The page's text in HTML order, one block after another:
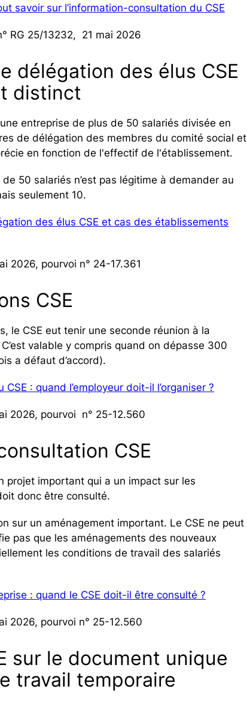
savoir sur l’information-consultation du CSE
RG 25/13232, 21 mai 2026
délégation des élus CSE
distinct
entreprise de plus de 50 salariés divisée en
de délégation des membres du comité social et
en fonction de l'effectif de l'établissement.
50 salariés n’est pas légitime à demander au
seulement 10.
des élus CSE et cas des établissements
2026, pourvoi n° 24-17.361
CSE
le CSE eut tenir une seconde réunion à la
valable y compris quand on dépasse 300
a défaut d’accord).
: quand l’employeur doit-il l’organiser ?
2026, pourvoi n° 25-12.560
CSE
projet important qui a un impact sur les
donc être consulté.
sur un aménagement important. Le CSE ne peut
pas que les aménagements des nouveaux
les conditions de travail des salariés
: quand le CSE doit-il être consulté ?
2026, pourvoi n° 25-12.560
sur le document unique
travail temporaire